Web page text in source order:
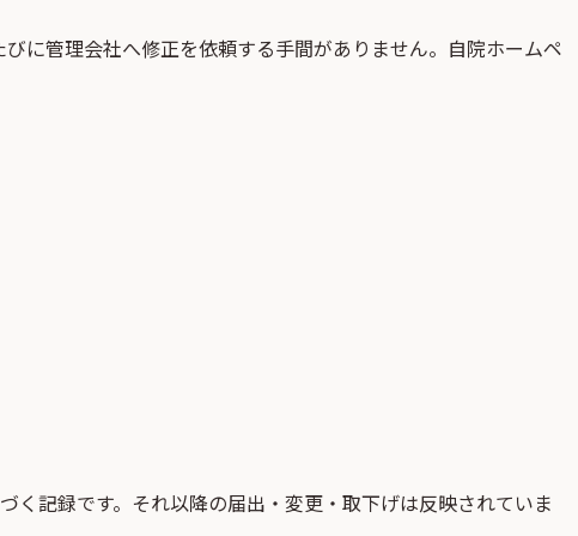
びに管理会社へ修正を依頼する手間がありません。自院ホームペ
く記録です。それ以降の届出・変更・取下げは反映されていま